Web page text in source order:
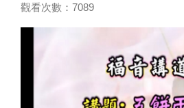
觀看次數：7089